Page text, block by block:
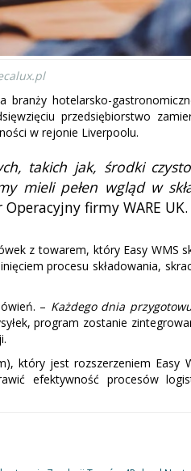
branży hotelarsko-
przedsiębiorstwo
w rejonie Liverpoolu.
takich jak, środki
mieli pełen wgląd w
firmy WARE UK.
z towarem, który Easy WMS
procesu składowania,
– Każdego dnia
program zostanie
który jest rozszerzeniem Easy
efektywność procesów